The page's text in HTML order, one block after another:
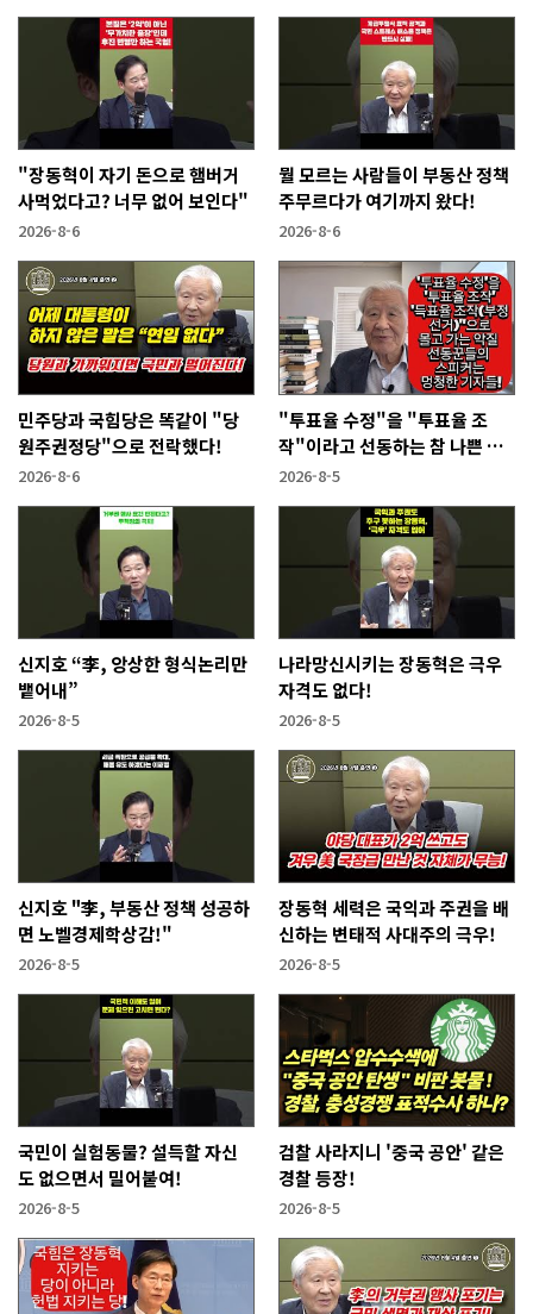
"장동혁이 자기 돈으로 햄버거
사먹었다고? 너무 없어 보인다"
2026-8-6
뭘 모르는 사람들이 부동산 정책
주무르다가 여기까지 왔다!
2026-8-6
민주당과 국힘당은 똑같이 "당
원주권정당"으로 전락했다!
2026-8-6
"투표율 수정"을 "투표율 조
작"이라고 선동하는 참 나쁜 사
람들!
2026-8-5
신지호 “李, 앙상한 형식논리만
뱉어내”
2026-8-5
나라망신시키는 장동혁은 극우
자격도 없다!
2026-8-5
신지호 "李, 부동산 정책 성공하
면 노벨경제학상감!"
2026-8-5
장동혁 세력은 국익과 주권을 배
신하는 변태적 사대주의 극우!
2026-8-5
국민이 실험동물? 설득할 자신
도 없으면서 밀어붙여!
2026-8-5
검찰 사라지니 '중국 공안' 같은
경찰 등장!
2026-8-5